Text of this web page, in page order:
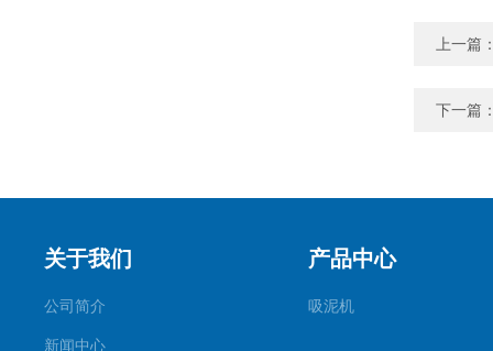
上一篇
下一篇
关于我们
公司简介
新闻中心
产品中心
吸泥机